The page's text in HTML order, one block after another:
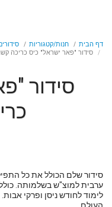
דף הבית חנות/קטגוריות
סידור "פאר ישראל" כיס כריכה
סידור
סידור שלם הכולל את כל
ערבית למוצ"ש בשלמותה.
לימוד לחודש ניסן ופרקי